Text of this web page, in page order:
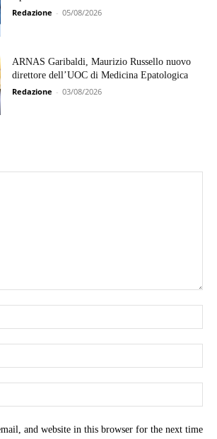
Redazione - 05/08/2026
ARNAS Garibaldi, Maurizio Russello nuovo
direttore dell’UOC di Medicina Epatologica
Redazione - 03/08/2026
and website in this browser for the next time